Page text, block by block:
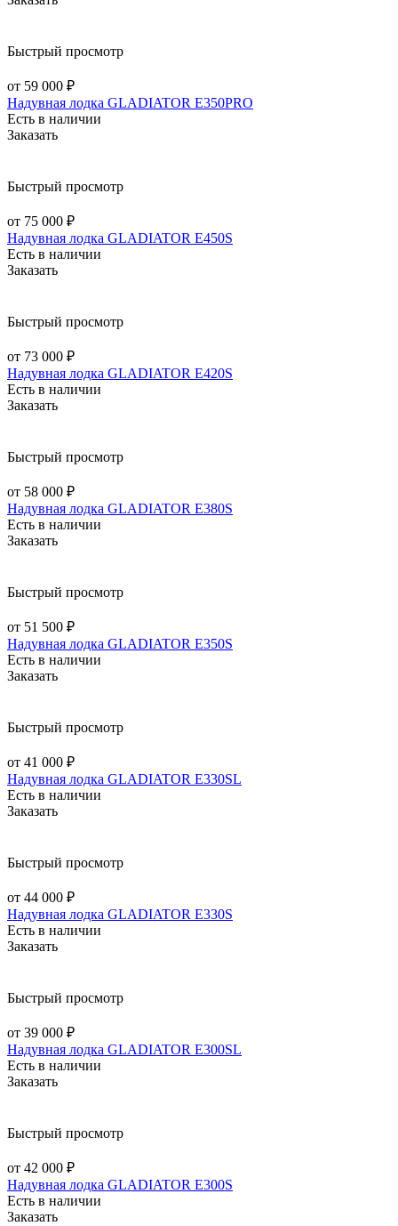
Быстрый просмотр
от 59 000 ₽
Надувная лодка GLADIATOR E350PRO
Есть в наличии
Заказать
Быстрый просмотр
от 75 000 ₽
Надувная лодка GLADIATOR E450S
Есть в наличии
Заказать
Быстрый просмотр
от 73 000 ₽
Надувная лодка GLADIATOR E420S
Есть в наличии
Заказать
Быстрый просмотр
от 58 000 ₽
Надувная лодка GLADIATOR E380S
Есть в наличии
Заказать
Быстрый просмотр
от 51 500 ₽
Надувная лодка GLADIATOR E350S
Есть в наличии
Заказать
Быстрый просмотр
от 41 000 ₽
Надувная лодка GLADIATOR E330SL
Есть в наличии
Заказать
Быстрый просмотр
от 44 000 ₽
Надувная лодка GLADIATOR E330S
Есть в наличии
Заказать
Быстрый просмотр
от 39 000 ₽
Надувная лодка GLADIATOR E300SL
Есть в наличии
Заказать
Быстрый просмотр
от 42 000 ₽
Надувная лодка GLADIATOR E300S
Есть в наличии
Заказать